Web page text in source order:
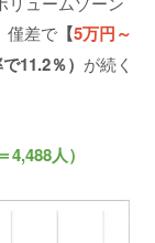
僅差で 【5万円～
で11.2％） が続く
人）